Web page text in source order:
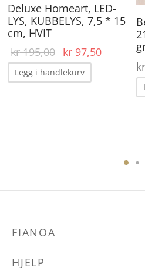
Deluxe Homeart, LED-
LYS, KUBBELYS, 7,5 * 15
cm, HVIT
kr195,00
Opprinnelig
pris var:
kr 195,00.
kr97,50
pris er:
kr 97,50.
Legg i handlekurv
kr
FIANOA
HJELP